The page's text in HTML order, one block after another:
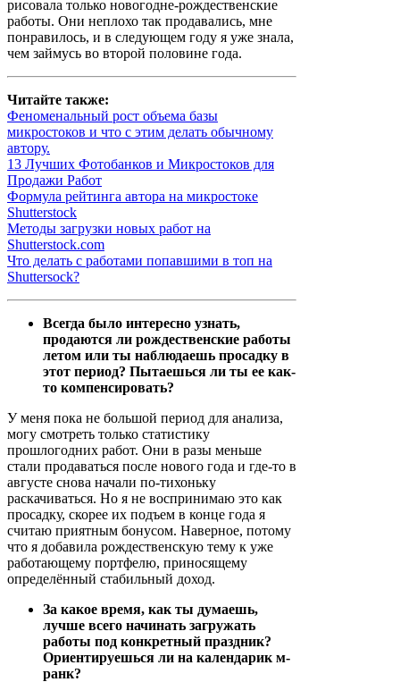
рисовала только новогодне-рождественские
работы. Они неплохо так продавались, мне
понравилось, и в следующем году я уже знала,
чем займусь во второй половине года.
Читайте также:
Феноменальный рост объема базы
микростоков и что с этим делать обычному
автору.
13 Лучших Фотобанков и Микростоков для
Продажи Работ
Формула рейтинга автора на микростоке
Shutterstock
Методы загрузки новых работ на
Shutterstock.com
Что делать с работами попавшими в топ на
Shuttersock?
Всегда было интересно узнать,
продаются ли рождественские работы
летом или ты наблюдаешь просадку в
этот период? Пытаешься ли ты ее как-
то компенсировать?
У меня пока не большой период для анализа,
могу смотреть только статистику
прошлогодних работ. Они в разы меньше
стали продаваться после нового года и где-то в
августе снова начали по-тихоньку
раскачиваться. Но я не воспринимаю это как
просадку, скорее их подъем в конце года я
считаю приятным бонусом. Наверное, потому
что я добавила рождественскую тему к уже
работающему портфелю, приносящему
определённый стабильный доход.
За какое время, как ты думаешь,
лучше всего начинать загружать
работы под конкретный праздник?
Ориентируешься ли на календарик м-
ранк?